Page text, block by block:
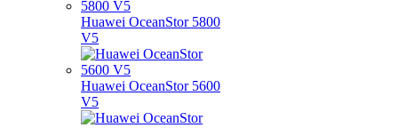
Huawei OceanStor 5800
V5
Huawei OceanStor 5600
V5